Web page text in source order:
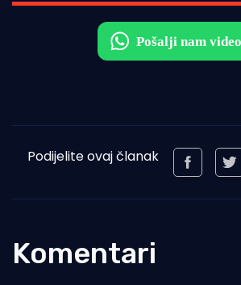
Podijelite ovaj članak
Komentari